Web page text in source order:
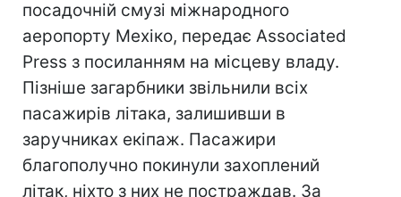
посадочній смузі міжнародного
аеропорту Мехіко, передає Associated
Press з посиланням на місцеву владу.
Пізніше загарбники звільнили всіх
пасажирів літака, залишивши в
заручниках екіпаж. Пасажири
благополучно покинули захоплений
літак, ніхто з них не постраждав. За